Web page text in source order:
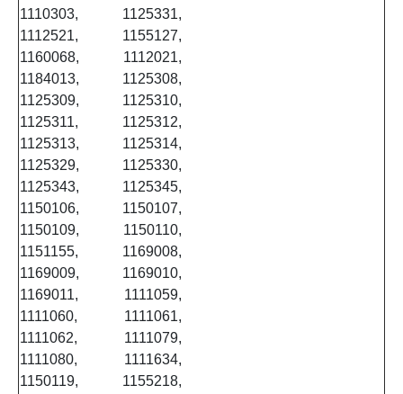
1110303, 1125331,
1112521, 1155127,
1160068, 1112021,
1184013, 1125308,
1125309, 1125310,
1125311, 1125312,
1125313, 1125314,
1125329, 1125330,
1125343, 1125345,
1150106, 1150107,
1150109, 1150110,
1151155, 1169008,
1169009, 1169010,
1169011, 1111059,
1111060, 1111061,
1111062, 1111079,
1111080, 1111634,
1150119, 1155218,